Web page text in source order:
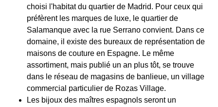
choisi l'habitat du quartier de Madrid. Pour ceux qui
préfèrent les marques de luxe, le quartier de
Salamanque avec la rue Serrano convient. Dans ce
domaine, il existe des bureaux de représentation de
maisons de couture en Espagne. Le même
assortiment, mais publié un an plus tôt, se trouve
dans le réseau de magasins de banlieue, un village
commercial particulier de Rozas Village.
Les bijoux des maîtres espagnols seront un